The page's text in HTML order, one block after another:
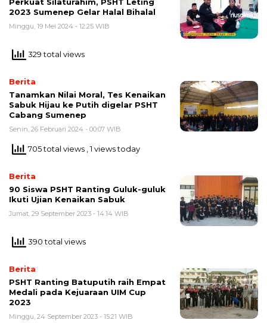
Perkuat Silaturahim, PSHT Leting
2023 Sumenep Gelar Halal Bihalal
Minggu, 19 Mei 2024 - 12:25 WIB
329 total views
Berita
Tanamkan Nilai Moral, Tes Kenaikan
Sabuk Hijau ke Putih digelar PSHT
Cabang Sumenep
Senin, 26 Februari 2024 - 00:07 WIB
705 total views , 1 views today
Berita
90 Siswa PSHT Ranting Guluk-guluk
Ikuti Ujian Kenaikan Sabuk
Jumat, 29 September 2023 - 14:14 WIB
390 total views
Berita
PSHT Ranting Batuputih raih Empat
Medali pada Kejuaraan UIM Cup
2023
Minggu, 24 September 2023 - 15:21 WIB